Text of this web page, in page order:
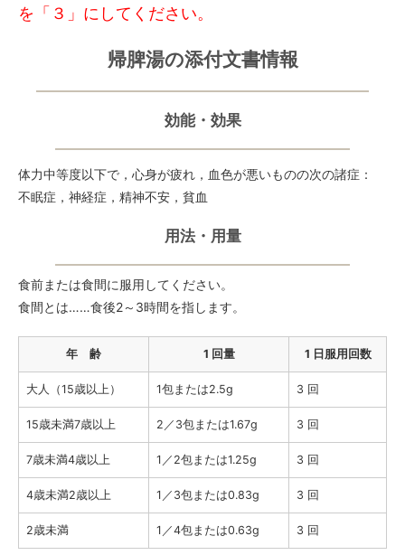
を「３」にしてください。
帰脾湯の添付文書情報
効能・効果
体力中等度以下で，心身が疲れ，血色が悪いものの次の諸症：
不眠症，神経症，精神不安，貧血
用法・用量
食前または食間に服用してください。
食間とは……食後2～3時間を指します。
年 齢 1 回量 1 日服用回数
大人（15歳以上） 1包または2.5g 3 回
15歳未満7歳以上 2／3包または1.67g 3 回
7歳未満4歳以上 1／2包または1.25g 3 回
4歳未満2歳以上 1／3包または0.83g 3 回
2歳未満 1／4包または0.63g 3 回